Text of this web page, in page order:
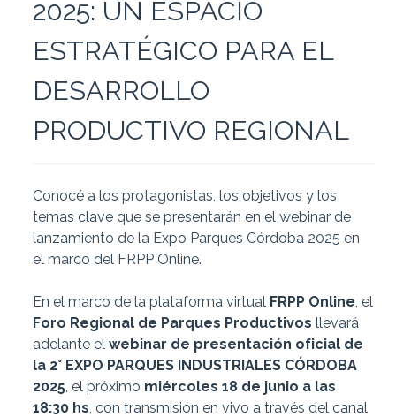
2025: UN ESPACIO
ESTRATÉGICO PARA EL
DESARROLLO
PRODUCTIVO REGIONAL
Conocé a los protagonistas, los objetivos y los
temas clave que se presentarán en el webinar de
lanzamiento de la Expo Parques Córdoba 2025 en
el marco del FRPP Online.
En el marco de la plataforma virtual FRPP Online , el
Foro Regional de Parques Productivos llevará
adelante el webinar de presentación oficial de
la 2° EXPO PARQUES INDUSTRIALES CÓRDOBA
2025 , el próximo miércoles 18 de junio a las
18:30 hs , con transmisión en vivo a través del canal